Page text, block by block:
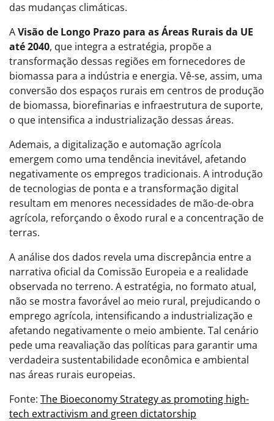
das mudanças climáticas.
AVisão de Longo Prazo para as Áreas Rurais da UE
até 2040, que integra a estratégia, propõe a
transformação dessas regiões em fornecedores de
biomassa para a indústria e energia. Vê-se, assim, uma
conversão dos espaços rurais em centros de produção
de biomassa, biorefinarias e infraestrutura de suporte,
o que intensifica a industrialização dessas áreas.
Ademais, a digitalização e automação agrícola
emergem como uma tendência inevitável, afetando
negativamente os empregos tradicionais. A introdução
de tecnologias de ponta e a transformação digital
resultam em menores necessidades de mão-de-obra
agrícola, reforçando o êxodo rural e a concentração de
terras.
A análise dos dados revela uma discrepância entre a
narrativa oficial da Comissão Europeia e a realidade
observada no terreno. A estratégia, no formato atual,
não se mostra favorável ao meio rural, prejudicando o
emprego agrícola, intensificando a industrialização e
afetando negativamente o meio ambiente. Tal cenário
pede uma reavaliação das políticas para garantir uma
verdadeira sustentabilidade econômica e ambiental
nas áreas rurais europeias.
Fonte: The Bioeconomy Strategy as promoting high-
tech extractivism and green dictatorship